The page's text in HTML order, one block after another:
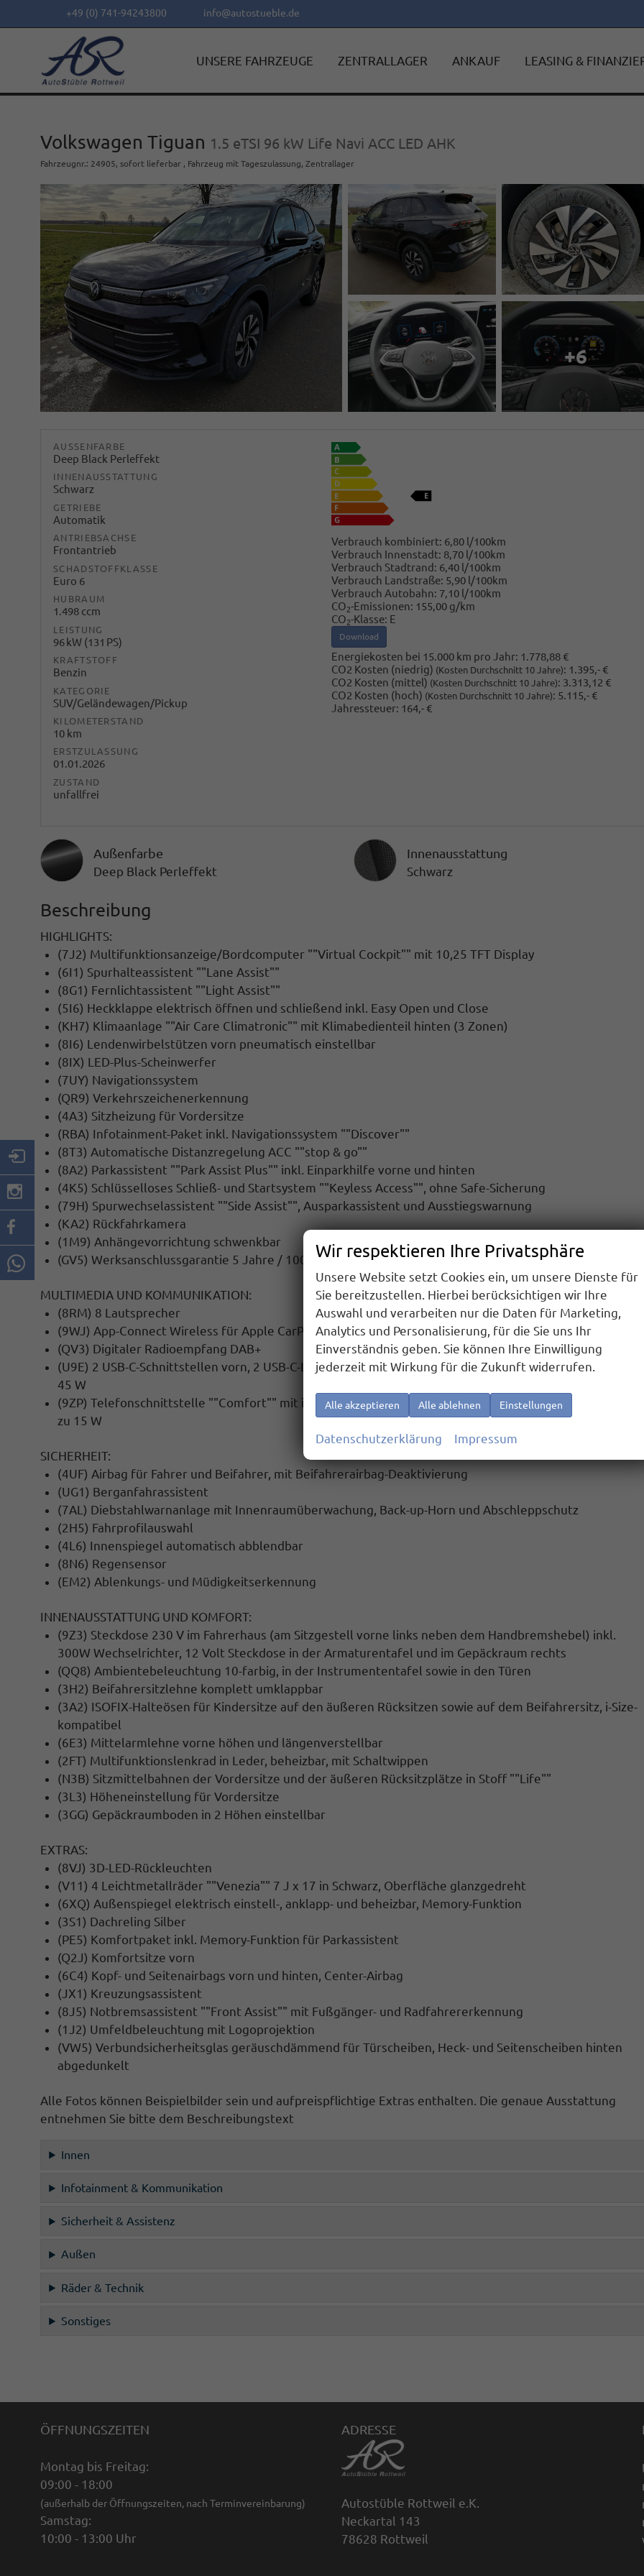
+49 (0) 741-94243800 info@autostueble.de
UNSERE FAHRZEUGE ZENTRALLAGER ANKAUF LEASING &
Volkswagen Tiguan 1.5 eTSI 96 kW Life Navi ACC LED AHK
Fahrzeugnr.: 24905, sofort lieferbar , Fahrzeug mit Tageszulassung, Zentrallager
+6
AUSSENFARBE
Deep Black Perleffekt
INNENAUSSTATTUNG
Schwarz
GETRIEBE
Automatik
ANTRIEBSACHSE
Frontantrieb
SCHADSTOFFKLASSE
Euro 6
HUBRAUM
1.498 ccm
LEISTUNG
96 kW (131 PS)
KRAFTSTOFF
Benzin
KATEGORIE
SUV/Geländewagen/Pickup
KILOMETERSTAND
10 km
ERSTZULASSUNG
01.01.2026
ZUSTAND
unfallfrei
Verbrauch kombiniert: 6,80 l/100km
Verbrauch Innenstadt: 8,70 l/100km
Verbrauch Stadtrand: 6,40 l/100km
Verbrauch Landstraße: 5,90 l/100km
Verbrauch Autobahn: 7,10 l/100km
CO2-Emissionen: 155,00 g/km
CO2-Klasse: E
Download
Energiekosten bei 15.000 km pro Jahr: 1.778,88 €
CO2 Kosten (niedrig) (Kosten Durchschnitt 10 Jahre): 1.395,- €
CO2 Kosten (mittel) (Kosten Durchschnitt 10 Jahre): 3.313,12 €
CO2 Kosten (hoch) (Kosten Durchschnitt 10 Jahre): 5.115,- €
Jahressteuer: 164,- €
Außenfarbe
Deep Black Perleffekt
InnenausstattungInnenausstattung
Schwarz
Beschreibung
HIGHLIGHTS:
(7J2) Multifunktionsanzeige/Bordcomputer ""Virtual Cockpit"" mit 10,25 TFT Display
(6I1) Spurhalteassistent ""Lane Assist""
(8G1) Fernlichtassistent ""Light Assist""
(5I6) Heckklappe elektrisch öffnen und schließend inkl. Easy Open und Close
(KH7) Klimaanlage ""Air Care Climatronic"" mit Klimabedienteil hinten (3 Zonen)
(8I6) Lendenwirbelstützen vorn pneumatisch einstellbar
(8IX) LED-Plus-Scheinwerfer
(7UY) Navigationssystem
(QR9) Verkehrszeichenerkennung
(4A3) Sitzheizung für Vordersitze
(RBA) Infotainment-Paket inkl. Navigationssystem ""Discover""
(8T3) Automatische Distanzregelung ACC ""stop & go""
(8A2) Parkassistent ""Park Assist Plus"" inkl. Einparkhilfe vorne und hinten
(4K5) Schlüsselloses Schließ- und Startsystem ""Keyless Access"", ohne Safe-Sicherung
(79H) Spurwechselassistent ""Side Assist"", Ausparkassistent und Ausstiegswarnung
(KA2) Rückfahrkamera
(1M9) Anhängevorrichtung schwenkbar
(GV5) Werksanschlussgarantie 5 Jahre / 100.000 Km
MULTIMEDIA UND KOMMUNIKATION:
(8RM) 8 Lautsprecher
(9WJ) App-Connect Wireless für Apple CarPlay und Android Auto
(QV3) Digitaler Radioempfang DAB+
(U9E) 2 USB-C-Schnittstellen vorn, 2 USB-C-Ladebuchsen an der Mittelkonsole hinten, Ladeleistung bis
45 W
(9ZP) Telefonschnittstelle ""Comfort"" mit induktiver Ladefunktion für 2 Smartphones, Ladeleistung bis
zu 15 W
SICHERHEIT:
(4UF) Airbag für Fahrer und Beifahrer, mit Beifahrerairbag-Deaktivierung
(UG1) Berganfahrassistent
(7AL) Diebstahlwarnanlage mit Innenraumüberwachung, Back-up-Horn und Abschleppschutz
(2H5) Fahrprofilauswahl
(4L6) Innenspiegel automatisch abblendbar
(8N6) Regensensor
(EM2) Ablenkungs- und Müdigkeitserkennung
INNENAUSSTATTUNG UND KOMFORT:
(9Z3) Steckdose 230 V im Fahrerhaus (am Sitzgestell vorne links neben dem Handbremshebel) inkl.
300W Wechselrichter, 12 Volt Steckdose in der Armaturentafel und im Gepäckraum rechts
(QQ8) Ambientebeleuchtung 10-farbig, in der Instrumententafel sowie in den Türen
(3H2) Beifahrersitzlehne komplett umklappbar
(3A2) ISOFIX-Halteösen für Kindersitze auf den äußeren Rücksitzen sowie auf dem Beifahrersitz, i-Size-
kompatibel
(6E3) Mittelarmlehne vorne höhen und längenverstellbar
(2FT) Multifunktionslenkrad in Leder, beheizbar, mit Schaltwippen
(N3B) Sitzmittelbahnen der Vordersitze und der äußeren Rücksitzplätze in Stoff ""Life""
(3L3) Höheneinstellung für Vordersitze
(3GG) Gepäckraumboden in 2 Höhen einstellbar
EXTRAS:
(8VJ) 3D-LED-Rückleuchten
(V11) 4 Leichtmetallräder ""Venezia"" 7 J x 17 in Schwarz, Oberfläche glanzgedreht
(6XQ) Außenspiegel elektrisch einstell-, anklapp- und beheizbar, Memory-Funktion
(3S1) Dachreling Silber
(PE5) Komfortpaket inkl. Memory-Funktion für Parkassistent
(Q2J) Komfortsitze vorn
(6C4) Kopf- und Seitenairbags vorn und hinten, Center-Airbag
(JX1) Kreuzungsassistent
(8J5) Notbremsassistent ""Front Assist"" mit Fußgänger- und Radfahrererkennung
(1J2) Umfeldbeleuchtung mit Logoprojektion
(VW5) Verbundsicherheitsglas geräuschdämmend für Türscheiben, Heck- und Seitenscheiben hinten
abgedunkelt
Alle Fotos können Beispielbilder sein und aufpreispflichtige Extras enthalten. Die genaue Ausstattung
entnehmen Sie bitte dem Beschreibungstext
Innen
Infotainment & Kommunikation
Sicherheit & Assistenz
Außen
Räder & Technik
Sonstiges
ÖFFNUNGSZEITEN
Montag bis Freitag:
09:00 - 18:00
(außerhalb der Öffnungszeiten, nach Terminvereinbarung)
Samstag:
10:00 - 13:00 Uhr
ADRESSE
Autostüble Rottweil e.K.
Neckartal 143
78628 Rottweil
Wir respektieren Ihre Privatsphäre
Unsere Website setzt Cookies ein, um unsere Dienste für
Sie bereitzustellen. Hierbei berücksichtigen wir Ihre
Auswahl und verarbeiten nur die Daten für Marketing,
Analytics und Personalisierung, für die Sie uns Ihr
Einverständnis geben. Sie können Ihre Einwilligung
jederzeit mit Wirkung für die Zukunft widerrufen.
Alle akzeptieren Alle ablehnen Einstellungen
Datenschutzerklärung Impressum